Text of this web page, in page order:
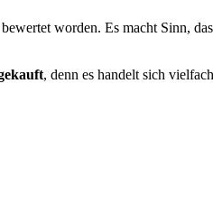
worden. Es macht Sinn,
, denn es handelt sich